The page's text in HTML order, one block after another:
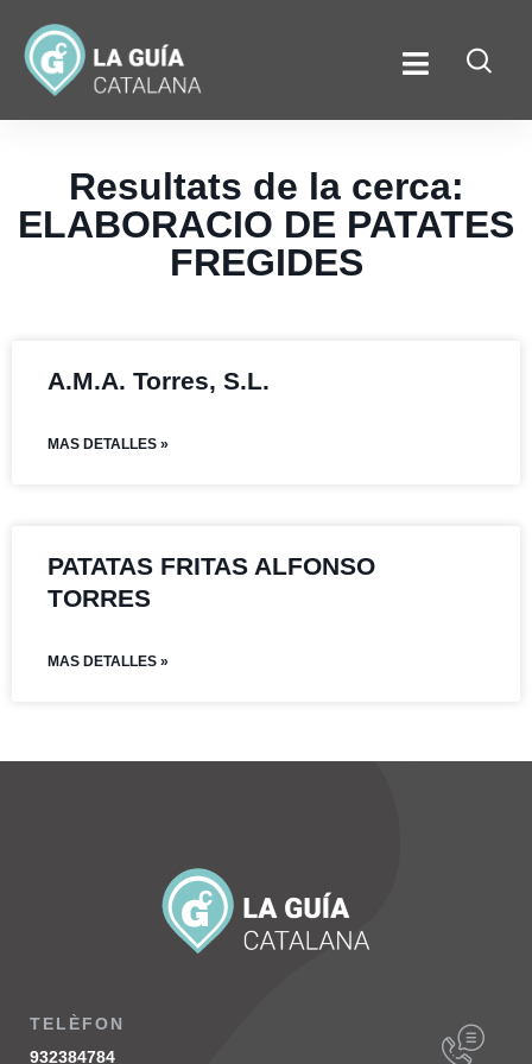
Resultats de la cerca:
ELABORACIO DE PATATES
FREGIDES
A.M.A. Torres, S.L.
MAS DETALLES »
PATATAS FRITAS ALFONSO
TORRES
MAS DETALLES »
TELÈFON
932384784